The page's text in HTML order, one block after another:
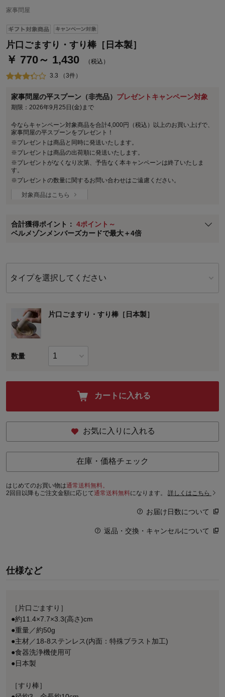
家事問屋
片口ごますり・すり棒［日本製］
￥ 770～ 1,430 （税込）
3.3 （3件）
家事問屋の平スプーン（非売品） プレゼントキャンペーン対象
期限：2026年9月25日(金)まで
今ならキャンペーン対象商品を合計4,000円（税込）以上のお買い上げで、
家事問屋の平スプーンをプレゼント！
※プレゼントは商品と同時に発送いたします。
※プレゼントは商品の出荷順に発送いたします。
※プレゼントがなくなり次第、予告なく本キャンペーンは終了いたしま
す。
※プレゼントの数量に関するお問い合わせはご遠慮ください。
対象商品はこちら
合計獲得ポイント： 4ポイント～
ベルメゾンメンバーズカードで最大＋4倍
ステージが上がれば送料無料・返品引取無料！
さらにポイント還元最大16倍！
ベルメゾンご優待サービスについて
ベルメゾン・ポイントについて
通常商品送料無料 返品引取無料（JCBのみ）
即時入会なら更に500円OFFクーポンプレゼント
※メンバーズカードの加算ポイントはステージ倍率適用前の基本ポイント
に対して適用されます。
タイプを選択してください
片口ごますり・すり棒［日本製］
数量
カートに入れる
お気に入りに入れる
在庫・価格チェック
はじめてのお買い物は通常送料無料。
2回目以降もご注文金額に応じて通常送料無料になります。 詳しくはこちら
お届け日数について
返品・交換・キャンセルについて
仕様など
［片口ごますり］
●約11.4×7.7×3.3(高さ)cm
●重量／約50g
●主材／18-8ステンレス(内面：特殊ブラスト加工)
●食器洗浄機使用可
●日本製
［すり棒］